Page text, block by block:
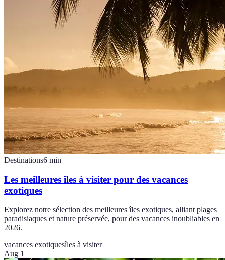
Destinations6 min
Les meilleures îles à visiter pour des vacances
exotiques
Explorez notre sélection des meilleures îles exotiques, alliant plages
paradisiaques et nature préservée, pour des vacances inoubliables en
2026.
vacances exotiquesîles à visiter
Aug 1